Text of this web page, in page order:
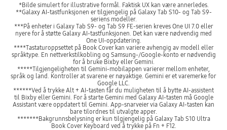
*Bilde simulert for illustrative formål. Faktisk UX kan være annerledes.
**Galaxy AI-tastfunksjonen er tilgjengelig på Galaxy Tab S10- og Tab S9-
seriens modeller.
***På enheter i Galaxy Tab S9- og Tab S9 FE-serien kreves One UI 7.0 eller
nyere for å støtte Galaxy AI-tastfunksjonen. Det kan være nødvendig med
One UI-oppdatering.
****Tastaturoppsettet på Book Cover kan variere avhengig av modell eller
språktype. En nettverkstilkobling og Samsung-/Google-konto er nødvendig
for å bruke Bixby eller Gemini.
*****Tilgjengeligheten til Gemini-mobilappen varierer mellom enheter,
språk og land. Kontroller at svarene er nøyaktige. Gemini er et varemerke for
Google LLC.
******Ved å trykke Alt + AI-tasten får du muligheten til å bytte AI-assistent
til Bixby eller Gemini. For å starte Gemini med Galaxy AI-tasten må Google
Assistant være oppdatert til Gemini. App-snarveier via Galaxy AI-tasten kan
bare tilordnes til utvalgte apper.
*******Bakgrunnsbelysning er kun tilgjengelig på Galaxy Tab S10 Ultra
Book Cover Keyboard ved å trykke på Fn + F12.